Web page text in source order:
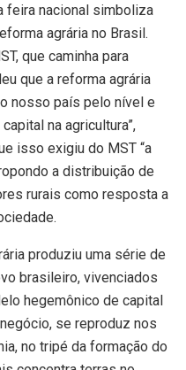
feira nacional simboliza
agrária no Brasil.
que caminha para
que a reforma agrária
nosso país pelo nível e
na agricultura”,
isso exigiu do MST “a
a distribuição de
rurais como resposta a
produziu uma série de
brasileiro, vivenciados
hegemônico de capital
se reproduz nos
no tripé da formação do